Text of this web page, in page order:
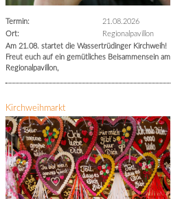
Termin:
21.08.2026
Ort:
Regionalpavillon
Am 21.08. startet die Wassertrüdinger Kirchweih!
Freut euch auf ein gemütliches Beisammensein am
Regionalpavillon,
Kirchweihmarkt